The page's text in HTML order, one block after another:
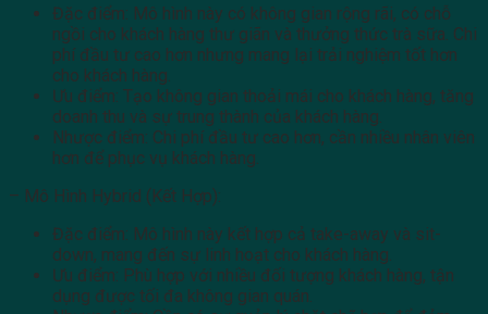
Đặc điểm: Mô hình này có không gian rộng rãi, có chỗ
ngồi cho khách hàng thư giãn và thưởng thức trà sữa. Chi
phí đầu tư cao hơn nhưng mang lại trải nghiệm tốt hơn
cho khách hàng.
Ưu điểm: Tạo không gian thoải mái cho khách hàng, tăng
doanh thu và sự trung thành của khách hàng.
Nhược điểm: Chi phí đầu tư cao hơn, cần nhiều nhân viên
hơn để phục vụ khách hàng.
– Mô Hình Hybrid (Kết Hợp):
Đặc điểm: Mô hình này kết hợp cả take-away và sit-
down, mang đến sự linh hoạt cho khách hàng.
Ưu điểm: Phù hợp với nhiều đối tượng khách hàng, tận
dụng được tối đa không gian quán.